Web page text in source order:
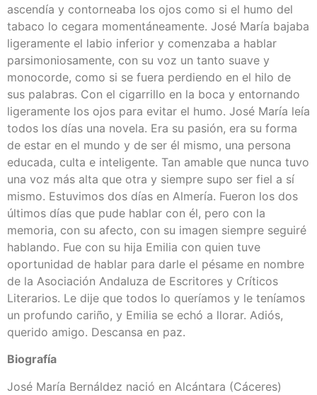
ascendía y contorneaba los ojos como si el humo del
tabaco lo cegara momentáneamente. José María bajaba
ligeramente el labio inferior y comenzaba a hablar
parsimoniosamente, con su voz un tanto suave y
monocorde, como si se fuera perdiendo en el hilo de
sus palabras. Con el cigarrillo en la boca y entornando
ligeramente los ojos para evitar el humo. José María leía
todos los días una novela. Era su pasión, era su forma
de estar en el mundo y de ser él mismo, una persona
educada, culta e inteligente. Tan amable que nunca tuvo
una voz más alta que otra y siempre supo ser fiel a sí
mismo. Estuvimos dos días en Almería. Fueron los dos
últimos días que pude hablar con él, pero con la
memoria, con su afecto, con su imagen siempre seguiré
hablando. Fue con su hija Emilia con quien tuve
oportunidad de hablar para darle el pésame en nombre
de la Asociación Andaluza de Escritores y Críticos
Literarios. Le dije que todos lo queríamos y le teníamos
un profundo cariño, y Emilia se echó a llorar. Adiós,
querido amigo. Descansa en paz.
Biografía
José María Bernáldez nació en Alcántara (Cáceres)